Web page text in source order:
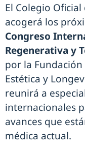
El Colegio
acogerá los
Congreso
Regenerativa y
por la
Estética y
reunirá a
internacionales
avances que
médica actual.